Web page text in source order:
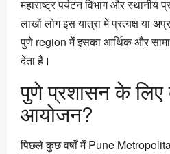
महाराष्ट्र पर्यटन विभाग और
लाखों लोग इस यात्रा में प्रत्यक्ष या
पुणे region में इसका आर्थिक और
देता है।
पुणे प्रशासन के
आयोजन?
पिछले कुछ वर्षों में Pune